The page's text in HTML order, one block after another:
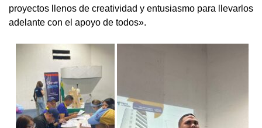
proyectos llenos de creatividad y entusiasmo para llevarlos
adelante con el apoyo de todos».